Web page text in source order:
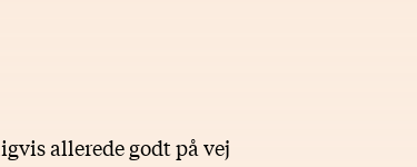
allerede godt på vej